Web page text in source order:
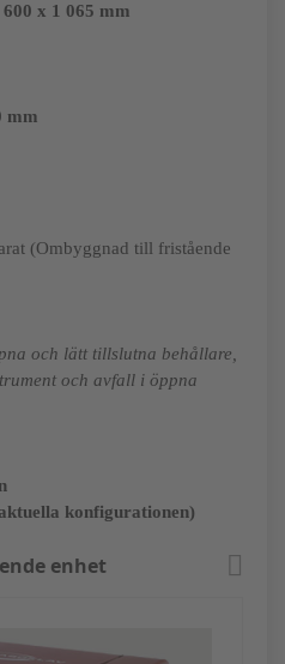
600 x 1 065 mm
mm
(Ombyggnad till fristående
och lätt tillslutna behållare,
och avfall i öppna
konfigurationen)
enhet